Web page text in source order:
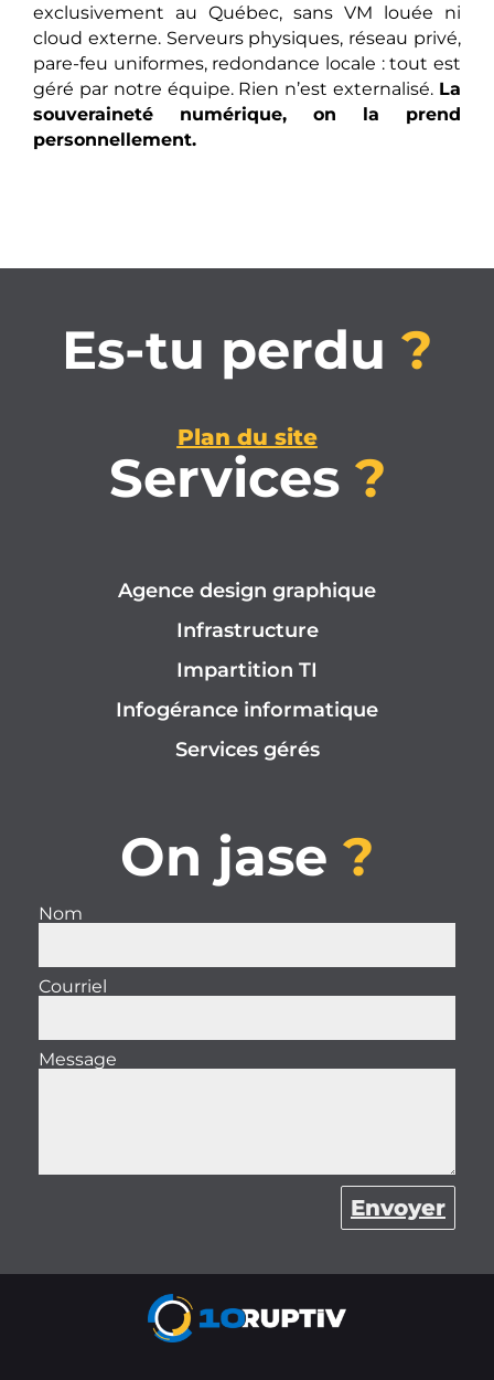
exclusivement au Québec, sans VM louée ni
cloud externe. Serveurs physiques, réseau privé,
pare-feu uniformes, redondance locale : tout est
géré par notre équipe. Rien n’est externalisé. La
souveraineté numérique, on la prend
personnellement.
Es-tu perdu ?
Plan du site
Services ?
Agence design graphique
Infrastructure
Impartition TI
Infogérance informatique
Services gérés
On jase ?
Nom
Courriel
Message
Envoyer